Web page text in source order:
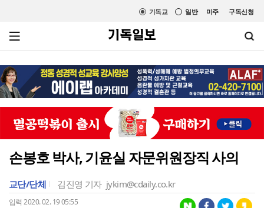
미주 구독신청
일반
기독교
손봉호 박사, 기윤실 자문위원장직 사의
교단/단체 김진영 기자 jykim@cdaily.co.kr
입력 2020. 02. 19 05:55